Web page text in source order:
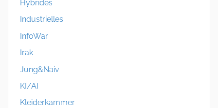
Hybrides
Industrielles
InfoWar
Irak
Jung&Naiv
KI/AI
Kleiderkammer